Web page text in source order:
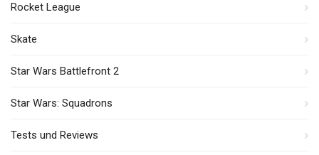
Rocket League
Skate
Star Wars Battlefront 2
Star Wars: Squadrons
Tests und Reviews